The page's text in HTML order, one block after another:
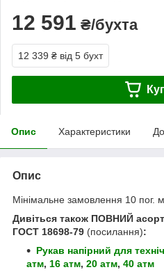
12 591 ₴/бухта
12 339 ₴ від 5 бухт
Опис Характеристики
Опис
Мінімальне замовлення 10 пог. м.
Дивіться також ПОВНИЙ
ГОСТ 18698-79 (посилання):
Рукав напірний для
атм, 16 атм, 20 атм, 40 атм